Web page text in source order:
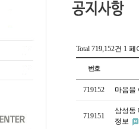
Total 719,152건 1 페
번호
719152 마음을
719151
삼성동
정보